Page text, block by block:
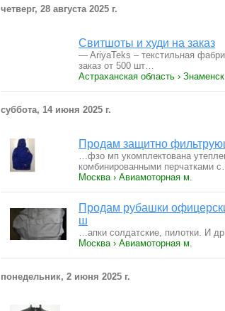
четверг, 28 августа 2025 г.
Свитшоты и худи на заказ
— AriyaTeks – текстильная
заказ от 500 шт…
Астраханская область › Знаменск
суббота, 14 июня 2025 г.
Продам защитно
…фзо мп укомплектована
комбинированными перчатками
Москва › Авиамоторная м.
Продам рубашки
ш
…апки солдатские, пилотки. И др
Москва › Авиамоторная м.
понедельник, 2 июня 2025 г.